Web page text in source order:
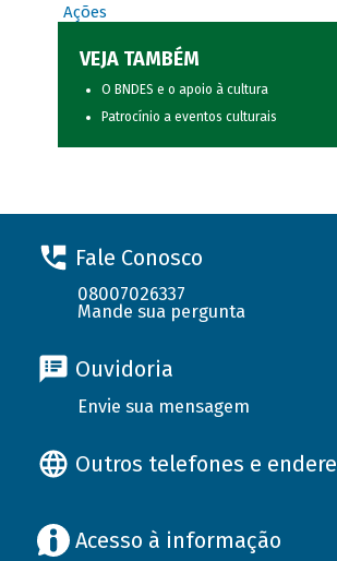
Ações
VEJA TAMBÉM
O BNDES e o apoio à cultura
Patrocínio a eventos culturais
Fale Conosco
08007026337
Mande sua pergunta
Ouvidoria
Envie sua mensagem
Outros telefones e
Acesso à informação